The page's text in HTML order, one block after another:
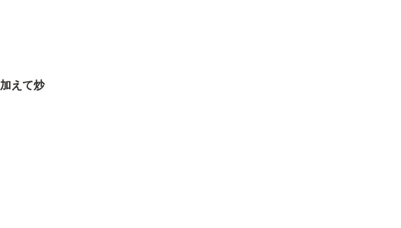
えて炒